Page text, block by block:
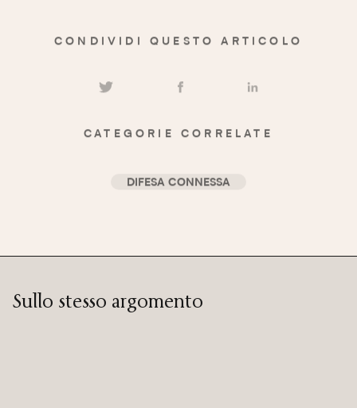
CONDIVIDI QUESTO ARTICOLO
CATEGORIE CORRELATE
DIFESA CONNESSA
Sullo stesso argomento